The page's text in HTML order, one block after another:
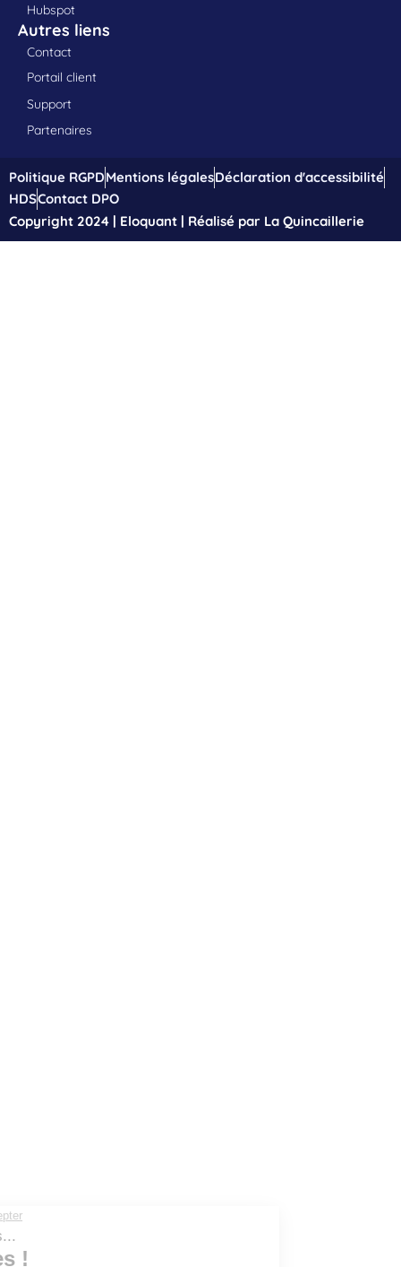
Hubspot
Autres liens
Contact
Portail client
Support
Partenaires
Politique RGPDMentions légalesDéclaration d'accessibilité
HDSContact DPO
Copyright 2024 | Eloquant | Réalisé par La Quincaillerie